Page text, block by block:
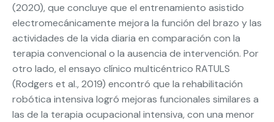
(2020), que concluye que el entrenamiento asistido
electromecánicamente mejora la función del brazo y las
actividades de la vida diaria en comparación con la
terapia convencional o la ausencia de intervención. Por
otro lado, el ensayo clínico multicéntrico RATULS
(Rodgers et al., 2019) encontró que la rehabilitación
robótica intensiva logró mejoras funcionales similares a
las de la terapia ocupacional intensiva, con una menor